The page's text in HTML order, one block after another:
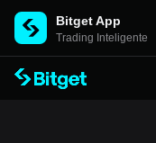
Bitget App
Trading Inteligente